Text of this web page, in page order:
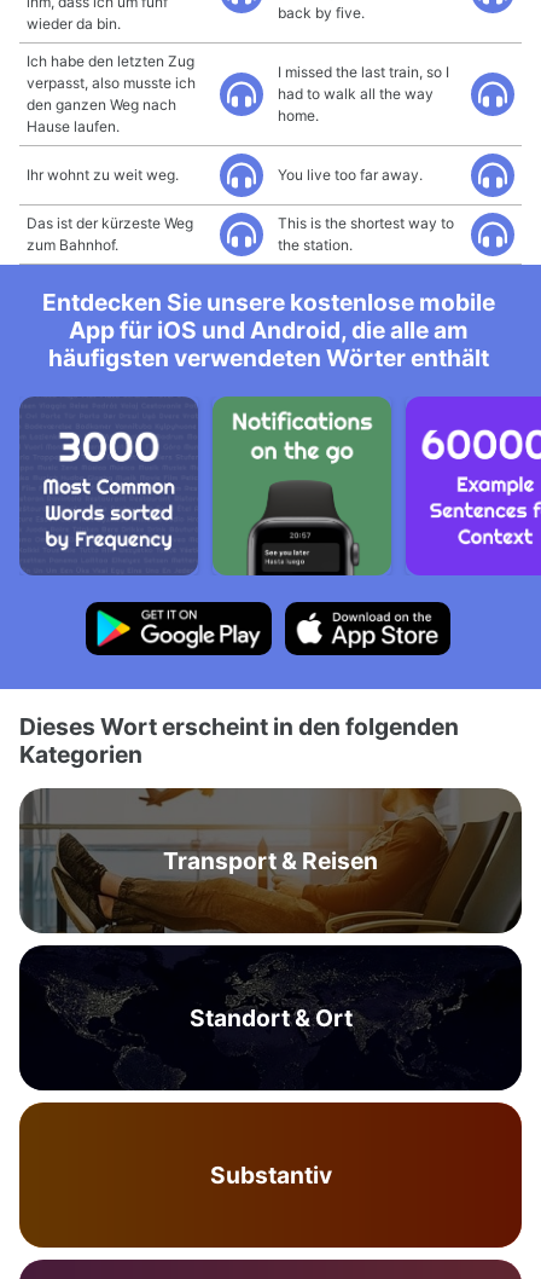
wieder da bin.
back by five.
Ich habe den letzten Zug
verpasst, also musste ich
den ganzen Weg nach
Hause laufen.
I missed the last train, so I
had to walk all the way
home.
Ihr wohnt zu weit weg. You live too far away.
Das ist der kürzeste Weg
zum Bahnhof.
This is the shortest way to
the station.
Entdecken Sie unsere kostenlose mobile
App für iOS und Android, die alle am
häufigsten verwendeten Wörter enthält
Dieses Wort erscheint in den folgenden
Kategorien
Transport & Reisen
Standort & Ort
Substantiv